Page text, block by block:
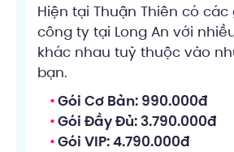
Hiện tại Thuận Thiên có
công ty tại Long An với
khác nhau tuỳ thuộc vào
bạn.
Gói Cơ Bản: 990.000đ
Gói Đầy Đủ: 3.790.000đ
Gói VIP: 4.790.000đ